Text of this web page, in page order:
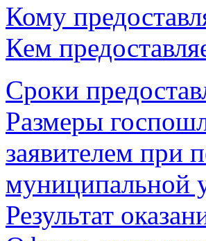
Кому
Кем
Сроки
Размеры
заявителем при
муниципальной
Результат